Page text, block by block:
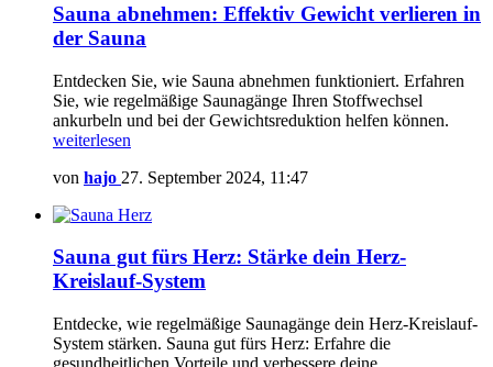
Sauna abnehmen: Effektiv Gewicht verlieren in
der Sauna
Entdecken Sie, wie Sauna abnehmen funktioniert. Erfahren
Sie, wie regelmäßige Saunagänge Ihren Stoffwechsel
ankurbeln und bei der Gewichtsreduktion helfen können.
weiterlesen
von hajo 27. September 2024, 11:47
Sauna gut fürs Herz: Stärke dein Herz-
Kreislauf-System
Entdecke, wie regelmäßige Saunagänge dein Herz-Kreislauf-
System stärken. Sauna gut fürs Herz: Erfahre die